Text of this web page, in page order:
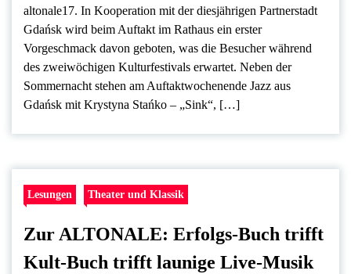
altonale17. In Kooperation mit der diesjährigen Partnerstadt
Gdańsk wird beim Auftakt im Rathaus ein erster
Vorgeschmack davon geboten, was die Besucher während
des zweiwöchigen Kulturfestivals erwartet. Neben der
Sommernacht stehen am Auftaktwochenende Jazz aus
Gdańsk mit Krystyna Stańko – „Sink“, […]
Lesungen Theater und Klassik
Zur ALTONALE: Erfolgs-Buch trifft
Kult-Buch trifft launige Live-Musik